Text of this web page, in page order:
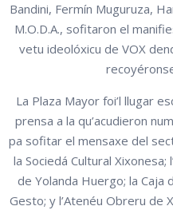
Bandini, Fermín Muguruza,
M.O.D.A., sofitaron el
vetu ideolóxicu de VOX
La Plaza Mayor foi’l llugar
prensa a la qu’acudieron
pa sofitar el mensaxe del
la Sociedá Cultural Xixonesa;
de Yolanda Huergo; la Caja
Gesto; y l’Atenéu Obreru de